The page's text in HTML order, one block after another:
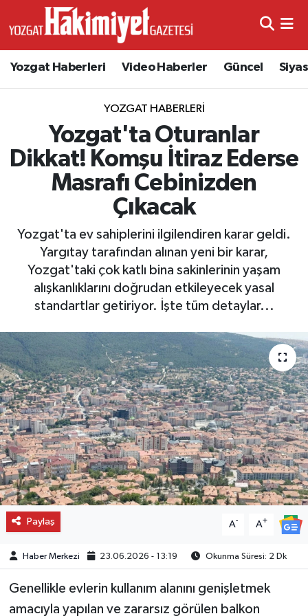
Yozgat Haberleri Video Haberler Güncel
YOZGAT HABERLERI
Yozgat'ta Oturanlar
Dikkat! Komşu İtiraz Ederse
Masrafı Cebinizden
Çıkacak
Yozgat'ta ev sahiplerini ilgilendiren karar geldi.
Yargıtay tarafından alınan yeni bir karar,
Yozgat'taki çok katlı bina sakinlerinin yaşam
alışkanlıklarını doğrudan etkileyecek yasal
standartlar getiriyor. İşte tüm detaylar...
Paylaş A- A+
Haber Merkezi 23.06.2026 - 13:19 Okunma Süresi: 2 Dk
Genellikle evlerin kullanım alanını genişletmek
amacıyla yapılan ve zararsız görülen balkon